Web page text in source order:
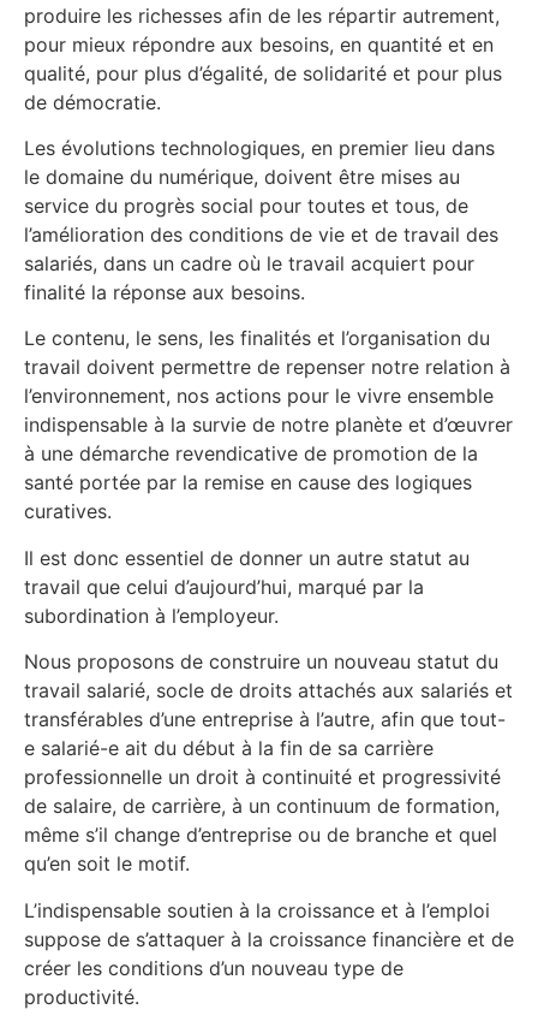
produire les richesses afin de les répartir autrement,
pour mieux répondre aux besoins, en quantité et en
qualité, pour plus d’égalité, de solidarité et pour plus
de démocratie.
Les évolutions technologiques, en premier lieu dans
le domaine du numérique, doivent être mises au
service du progrès social pour toutes et tous, de
l’amélioration des conditions de vie et de travail des
salariés, dans un cadre où le travail acquiert pour
finalité la réponse aux besoins.
Le contenu, le sens, les finalités et l’organisation du
travail doivent permettre de repenser notre relation à
l’environnement, nos actions pour le vivre ensemble
indispensable à la survie de notre planète et d’œuvrer
à une démarche revendicative de promotion de la
santé portée par la remise en cause des logiques
curatives.
Il est donc essentiel de donner un autre statut au
travail que celui d’aujourd’hui, marqué par la
subordination à l’employeur.
Nous proposons de construire un nouveau statut du
travail salarié, socle de droits attachés aux salariés et
transférables d’une entreprise à l’autre, afin que tout-
e salarié-e ait du début à la fin de sa carrière
professionnelle un droit à continuité et progressivité
de salaire, de carrière, à un continuum de formation,
même s’il change d’entreprise ou de branche et quel
qu’en soit le motif.
L’indispensable soutien à la croissance et à l’emploi
suppose de s’attaquer à la croissance financière et de
créer les conditions d’un nouveau type de
productivité.